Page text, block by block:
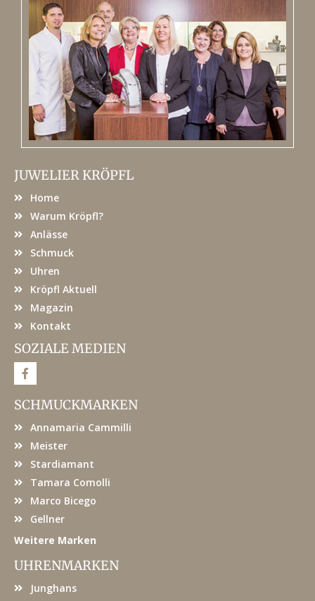
JUWELIER KRÖPFL
Home
Warum Kröpfl?
Anlässe
Schmuck
Uhren
Kröpfl Aktuell
Magazin
Kontakt
SOZIALE MEDIEN
F
a
e
b
o
SCHMUCKMARKEN
Annamaria Cammilli
Meister
Stardiamant
Tamara Comolli
Marco Bicego
Gellner
Weitere Marken
UHRENMARKEN
Junghans